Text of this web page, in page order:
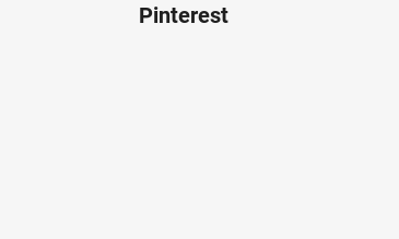
Pinterest